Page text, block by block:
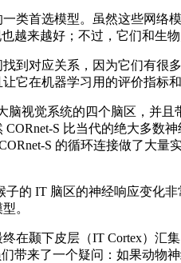
首选模型。虽然这些网络
越来越好；不过，它们和生
对应关系，因为它们有很
它在机器学习用的评价指标
觉系统的四个脑区，并且
S 比当代的绝大多数
S 的循环连接做了大
IT 脑区的神经响应变化
。
颞下皮层（IT Cortex）汇
带来了一个疑问：如果动物